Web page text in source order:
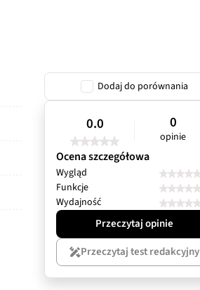
Dodaj do porównania
0.0 0
opinie
Ocena szczegółowa
Wygląd
Funkcje
Wydajność
Przeczytaj opinie
Przeczytaj test redakcyjny